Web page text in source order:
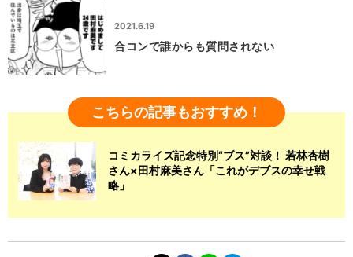
2021.6.19
合コンで誰からも質問されない
こちらの記事もおすすめ！
コミカライズ記念特別“ブス”対談！ 若林杏樹
さん×田村麻美さん「これがデブスの幸せ戦
略」